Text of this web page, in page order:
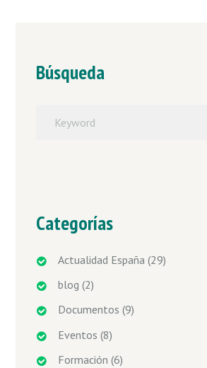
Búsqueda
Categorías
Actualidad España (29)
blog (2)
Documentos (9)
Eventos (8)
Formación (6)